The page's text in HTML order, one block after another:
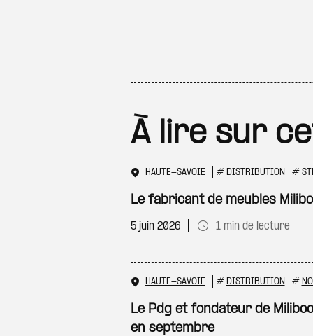
À lire sur
HAUTE-SAVOIE # DISTRIBUTION #
Le fabricant de meubles
5 juin 2026 1 min de lecture
HAUTE-SAVOIE # DISTRIBUTION #
Le Pdg et fondateur de
en septembre